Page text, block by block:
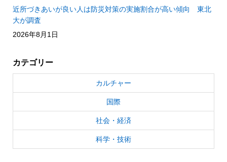
近所づきあいが良い人は防災対策の実施割合が高い傾向 東北
大が調査
2026年8月1日
カテゴリー
カルチャー
国際
社会・経済
科学・技術